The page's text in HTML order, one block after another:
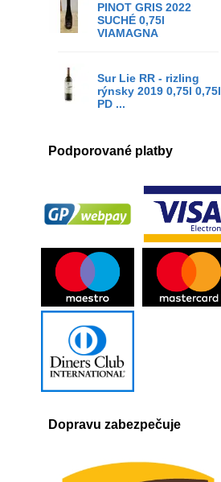
PINOT GRIS 2022
SUCHÉ 0,75l
VIAMAGNA
Sur Lie RR - rizling
rýnsky 2019 0,75l 0,75l
PD ...
Podporované platby
Dopravu zabezpečuje